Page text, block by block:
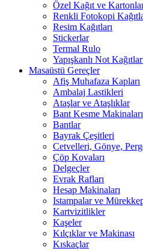
Özel Kağıt ve
Renkli Fotokopi
Resim Kağıtları
Stickerlar
Termal Rulo
Yapışkanlı Not
Masaüstü Gereçler
Afiş Muhafaza Kapları
Ambalaj Lastikleri
Ataşlar ve Ataşlıklar
Bant Kesme Makinaları
Bantlar
Bayrak Çeşitleri
Cetvelleri, Gönye,
Çöp Kovaları
Delgeçler
Evrak Rafları
Hesap Makinaları
Istampalar ve
Kartvizitlikler
Kaşeler
Kılçıklar ve Makinası
Kıskaçlar